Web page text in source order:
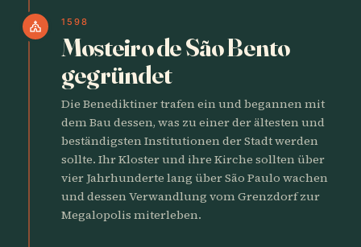
church 1598
Mosteiro de São Bento
gegründet
Die Benediktiner trafen ein und begannen mit
dem Bau dessen, was zu einer der ältesten und
beständigsten Institutionen der Stadt werden
sollte. Ihr Kloster und ihre Kirche sollten über
vier Jahrhunderte lang über São Paulo wachen
und dessen Verwandlung vom Grenzdorf zur
Megalopolis miterleben.